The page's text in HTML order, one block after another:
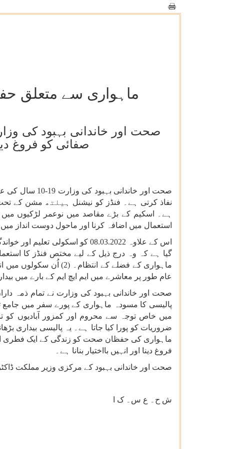
ماہواری سے متعلق
صفائی کو فروغ
صحت اور خاندانی بہبود کی وزارت 10-19 سال کی
نفاذ کرتی ہے۔ فنڈز کو نیشنل ہیلتھ مشن کے
ہے۔
اسکیم کے بڑے مقاصد میں نوعمر لڑکیوں میں
استعمال میں اضافہ کرنا اور ماحول دوست انداز میں
اس کے علاوہ 08.03.2022کو اسكولی تعلیم اور
گیا
ہے کہ وہ درج ذیل کے لیے مختص فنڈز کا
ماہواری کے فضلے کے انتظام۔ (2) اُن سکولوں میں
عام طور پر معاشرے میں ایم ایچ ایم کے بارے میں
صحت
اور خاندانی بہبود کی وزارت نے تمام ذمہ
پالیسی کا مسودہ ماہواری کے پورے سفر میں جامع
میں خاص توجہ سے محروم اور کمزور آبادیوں کو
ضروریات کو پورا کیا جاتا ہے۔ یہ پالیسی بیداری
ماہواری کی حفظان صحت کو زندگی کے ایک فطری
فروغ دینا اور انہیں بااختیار بنانا ہے۔
صحت اور خاندانی بہبود کے مرکزی وزیر مملکت ڈاکٹر
ش ح۔ ع س۔ ک ا